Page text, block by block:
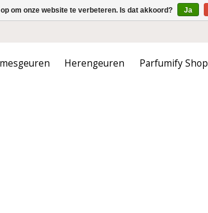
Herengeuren Parfumify Shop
om onze website te verbeteren. Is dat akkoord? Ja